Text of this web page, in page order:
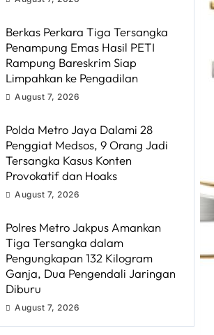
Berkas Perkara Tiga Tersangka
Penampung Emas Hasil PETI
Rampung Bareskrim Siap
Limpahkan ke Pengadilan
August 7, 2026
Polda Metro Jaya Dalami 28
Penggiat Medsos, 9 Orang Jadi
Tersangka Kasus Konten
Provokatif dan Hoaks
August 7, 2026
Polres Metro Jakpus Amankan
Tiga Tersangka dalam
Pengungkapan 132 Kilogram
Ganja, Dua Pengendali Jaringan
Diburu
August 7, 2026